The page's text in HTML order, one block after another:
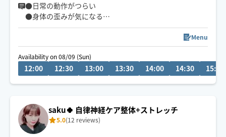
●日常の動作がつらい
●身体の歪みが気になる
●趣味や仕事のパフォーマンスを良くしたい
どんなお悩みにも真摯に向き合い身体の痛みや不調、お
客様の気になる所をその場しのぎではなく"根本"から対
応させて頂きます
足の浮腫み
末端冷え性
Menu
Availability on 08/09 (Sun)
12:00 12:30 13:00 13:30 14:00 14:30 15:00
saku🍀 自律神経ケア整体+ストレッチ
5.0(12 reviews)